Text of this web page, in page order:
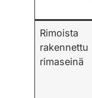
Rimoista
rakennettu
rimaseinä